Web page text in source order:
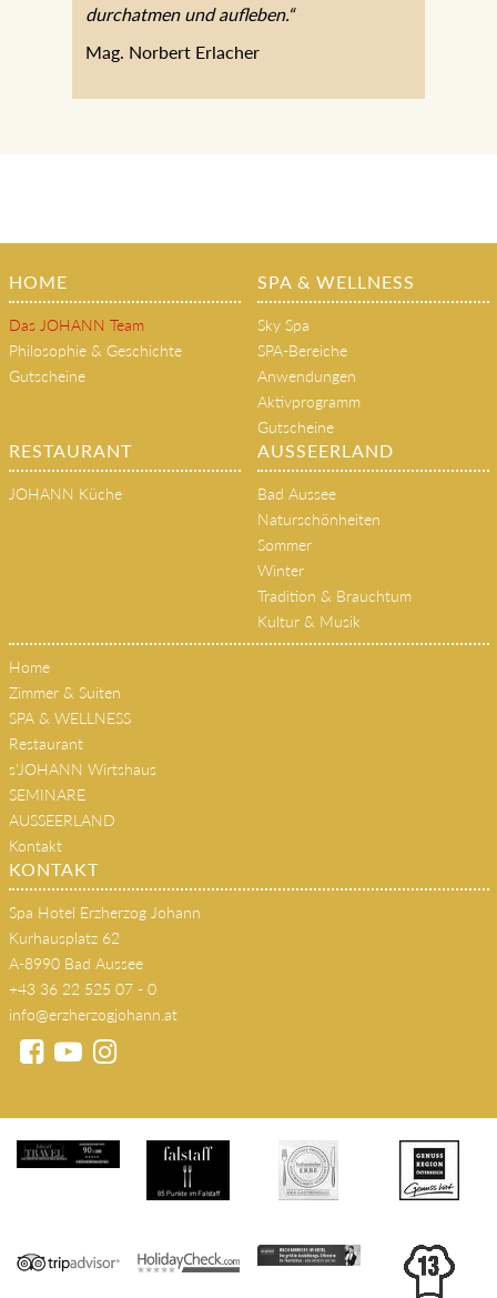
durchatmen und aufleben.“
Mag. Norbert Erlacher
HOME
Das JOHANN Team
Philosophie & Geschichte
Gutscheine
SPA & WELLNESS
Sky Spa
SPA-Bereiche
Anwendungen
Aktivprogramm
Gutscheine
RESTAURANT
JOHANN Küche
AUSSEERLAND
Bad Aussee
Naturschönheiten
Sommer
Winter
Tradition & Brauchtum
Kultur & Musik
Home
Zimmer & Suiten
SPA & WELLNESS
Restaurant
s'JOHANN Wirtshaus
SEMINARE
AUSSEERLAND
Kontakt
KONTAKT
Spa Hotel Erzherzog Johann
Kurhausplatz 62
A-8990 Bad Aussee
+43 36 22 525 07 - 0
info@erzherzogjohann.at